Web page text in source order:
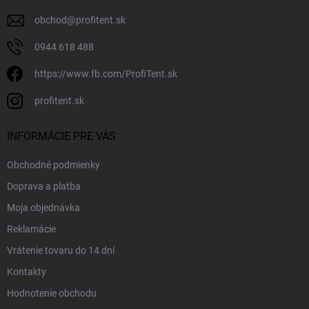
obchod@profitent.sk
0944 618 488
https://www.fb.com/ProfiTent.sk
profitent.sk
INFORMÁCIE PRE VÁS
Obchodné podmienky
Doprava a platba
Moja objednávka
Reklamácie
Vrátenie tovaru do 14 dní
Kontakty
Hodnotenie obchodu